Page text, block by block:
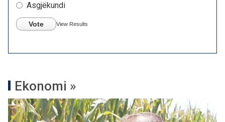
Asgjëkundi
Vote View Results
Ekonomi »